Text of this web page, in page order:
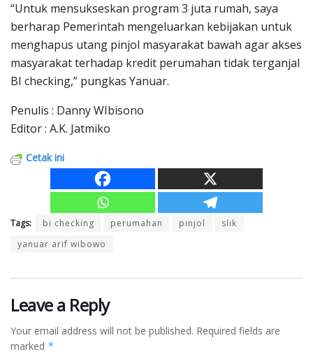
“Untuk mensukseskan program 3 juta rumah, saya
berharap Pemerintah mengeluarkan kebijakan untuk
menghapus utang pinjol masyarakat bawah agar akses
masyarakat terhadap kredit perumahan tidak terganjal
BI checking,” pungkas Yanuar.
Penulis : Danny WIbisono
Editor : A.K. Jatmiko
Cetak ini
Tags: bi checking perumahan pinjol
slik
yanuar arif wibowo
Leave a Reply
Your email address will not be published. Required fields are
marked *